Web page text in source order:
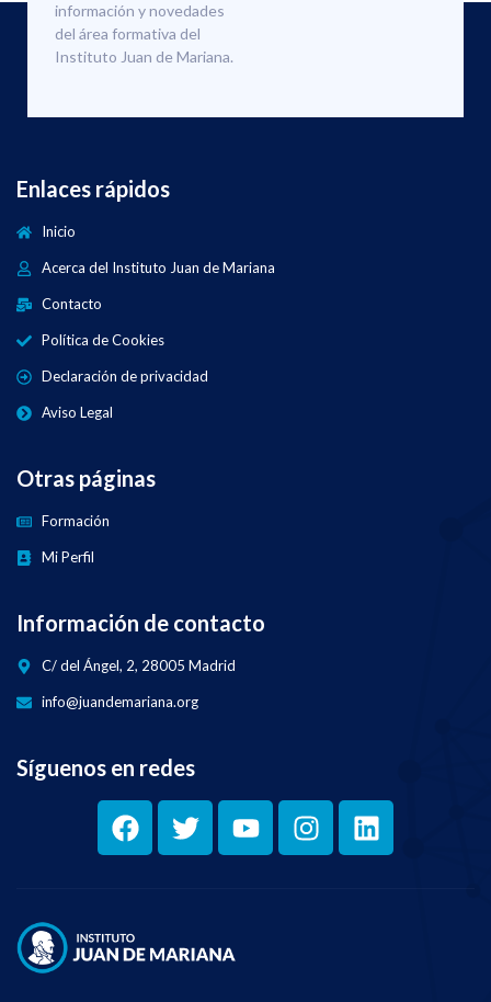
información y novedades
del área formativa del
Instituto Juan de Mariana.
Enlaces rápidos
Inicio
Acerca del Instituto Juan de Mariana
Contacto
Política de Cookies
Declaración de privacidad
Aviso Legal
Otras páginas
Formación
Mi Perfil
Información de contacto
C/ del Ángel, 2, 28005 Madrid
info@juandemariana.org
Síguenos en redes